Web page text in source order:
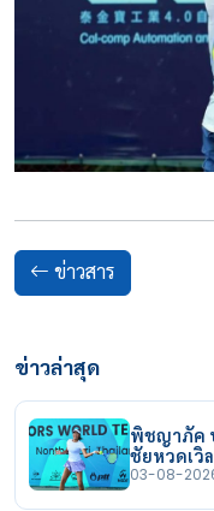
ข่าวสาร
ข่าวล่าสุด
พิชญาภัค
ชัยหวดเวิ
03-08-